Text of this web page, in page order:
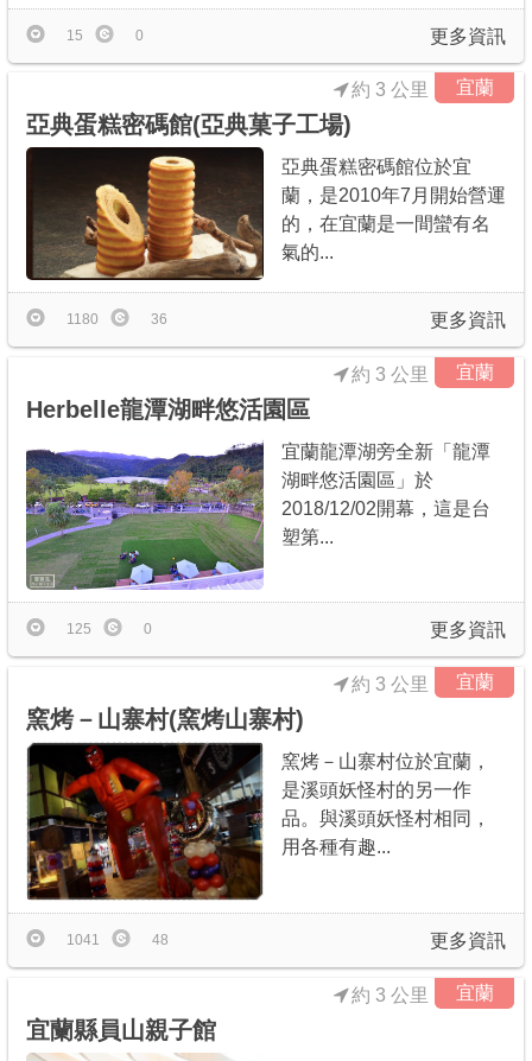
更多資訊
15 0
宜蘭
亞典蛋糕密碼館(亞典菓子工場)
約 3 公里
亞典蛋糕密碼館位於宜
蘭，是2010年7月開始營運
的，在宜蘭是一間蠻有名
氣的...
更多資訊
1180 36
宜蘭
Herbelle龍潭湖畔悠活園區
約 3 公里
宜蘭龍潭湖旁全新「龍潭
湖畔悠活園區」於
2018/12/02開幕，這是台
塑第...
更多資訊
125 0
宜蘭
窯烤－山寨村(窯烤山寨村)
約 3 公里
窯烤－山寨村位於宜蘭，
是溪頭妖怪村的另一作
品。與溪頭妖怪村相同，
用各種有趣...
更多資訊
1041 48
宜蘭
宜蘭縣員山親子館
約 3 公里